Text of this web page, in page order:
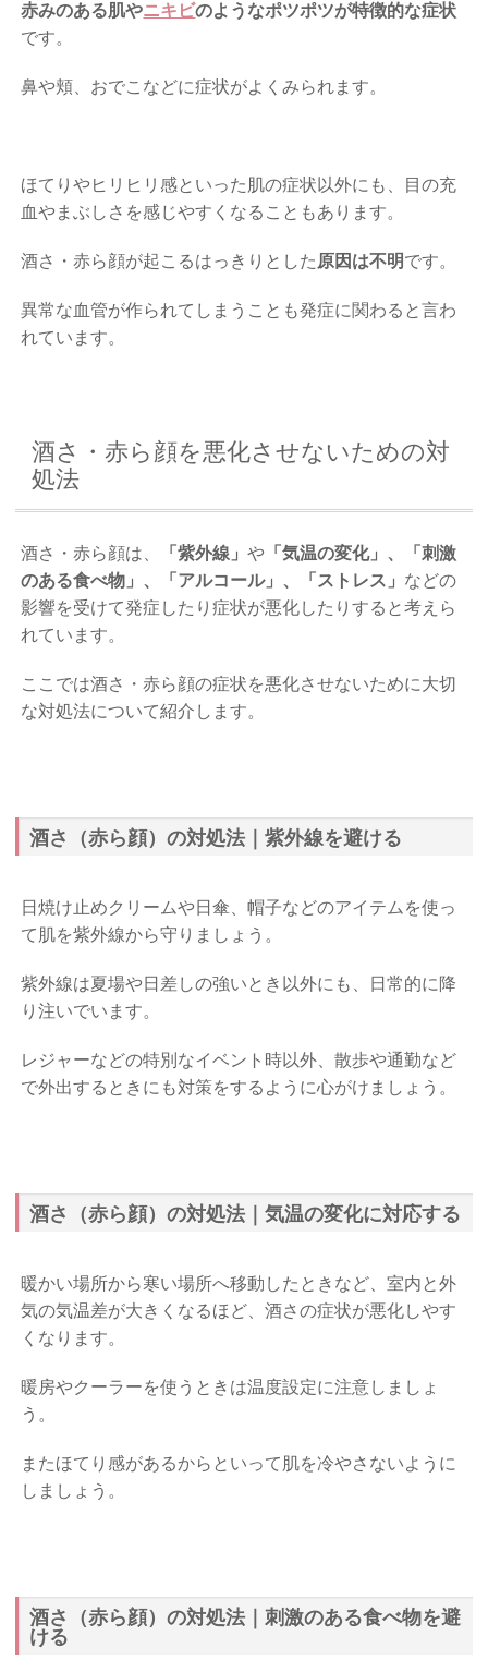
赤みのある肌やニキビのようなポツポツが特徴的な症状
です。
鼻や頬、おでこなどに症状がよくみられます。
ほてりやヒリヒリ感といった肌の症状以外にも、目の充
血やまぶしさを感じやすくなることもあります。
酒さ・赤ら顔が起こるはっきりとした 原因は不明です。
異常な血管が作られてしまうことも発症に関わると言わ
れています。
酒さ・赤ら顔を悪化させないための対
処法
酒さ・赤ら顔は、 「紫外線」や 「気温の変化」、「刺激
のある食べ物」、「アルコール」、「ストレス」 などの
影響を受けて発症したり症状が悪化したりすると考えら
れています。
ここでは酒さ・赤ら顔の症状を悪化させないために大切
な対処法について紹介します。
酒さ（赤ら顔）の対処法｜紫外線を避ける
日焼け止めクリームや日傘、帽子などのアイテムを使っ
て肌を紫外線から守りましょう。
紫外線は夏場や日差しの強いとき以外にも、日常的に降
り注いでいます。
レジャーなどの特別なイベント時以外、散歩や通勤など
で外出するときにも対策をするように心がけましょう。
酒さ（赤ら顔）の対処法｜気温の変化に対応する
暖かい場所から寒い場所へ移動したときなど、室内と外
気の気温差が大きくなるほど、酒さの症状が悪化しやす
くなります。
暖房やクーラーを使うときは温度設定に注意しましょ
う。
またほてり感があるからといって肌を冷やさないように
しましょう。
酒さ（赤ら顔）の対処法｜刺激のある食べ物を避
ける